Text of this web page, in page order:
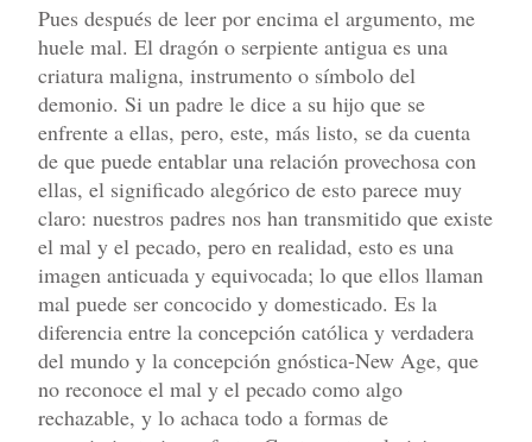
Pues después de leer por encima el argumento, me
huele mal. El dragón o serpiente antigua es una
criatura maligna, instrumento o símbolo del
demonio. Si un padre le dice a su hijo que se
enfrente a ellas, pero, este, más listo, se da cuenta
de que puede entablar una relación provechosa con
ellas, el significado alegórico de esto parece muy
claro: nuestros padres nos han transmitido que existe
el mal y el pecado, pero en realidad, esto es una
imagen anticuada y equivocada; lo que ellos llaman
mal puede ser concocido y domesticado. Es la
diferencia entre la concepción católica y verdadera
del mundo y la concepción gnóstica-New Age, que
no reconoce el mal y el pecado como algo
rechazable, y lo achaca todo a formas de